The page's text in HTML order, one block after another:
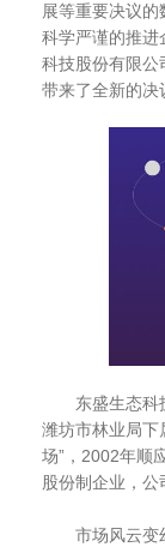
展等重要决议的
科学严谨的推进
科技股份有限公
带来了全新的决
东盛生态科技
潍坊市林业局下
场”， 2002年顺
股份制企业，公
市场风云变幻